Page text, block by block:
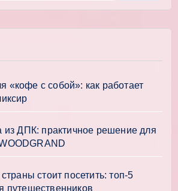
с собой»: как работает
из ДПК: практичное решение для
стоит посетить: топ-5
путешественников